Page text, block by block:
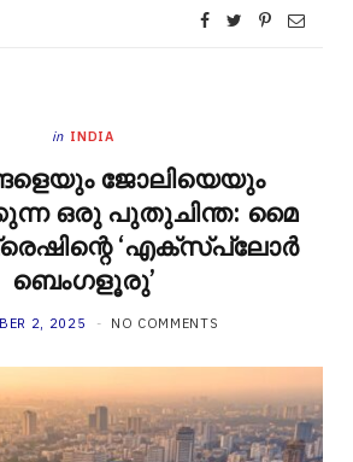
in INDIA
ജോലിയെയും
ഒരു പുതുചിന്ത: മൈ
‘എക്സ്പ്ലോർ
ബെംഗളൂരു’
2, 2025 NO COMMENTS